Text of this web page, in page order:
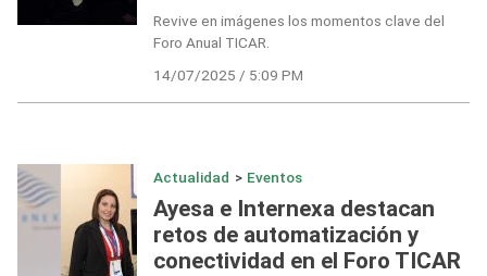
Revive en imágenes los momentos clave del
Foro Anual TICAR.
14/07/2025 / 5:09 PM
Actualidad > Eventos
Ayesa e Internexa destacan
retos de automatización y
conectividad en el Foro TICAR